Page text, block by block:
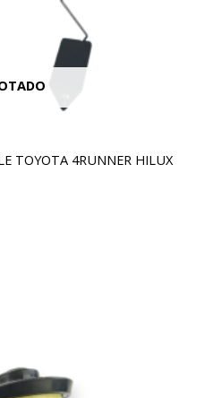
TOYOTA 4RUNNER HILUX